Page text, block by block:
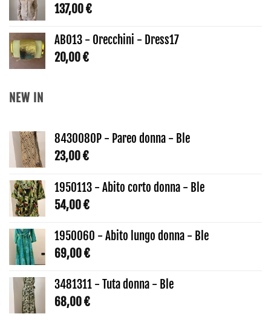
137,00€
AB013 - Orecchini - Dress17
20,00€
NEW IN
8430080P - Pareo donna - Ble
23,00€
1950113 - Abito corto donna - Ble
54,00€
1950060 - Abito lungo donna - Ble
69,00€
3481311 - Tuta donna - Ble
68,00€